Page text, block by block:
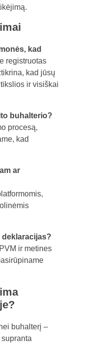
kad
registruotas
kad jūsų
ir visiškai
buhalterio?
procesą,
kad
ar
deklaracijas?
ir metines
buhalterį –